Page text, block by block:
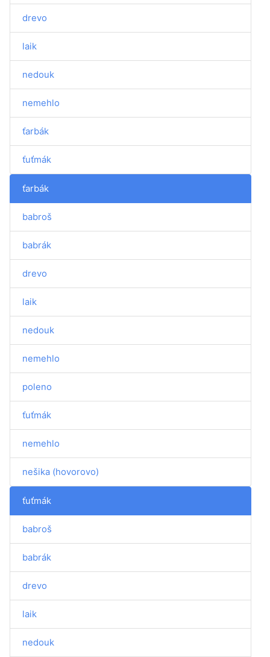
drevo
laik
nedouk
nemehlo
ťarbák
ťuťmák
ťarbák
babroš
babrák
drevo
laik
nedouk
nemehlo
poleno
ťuťmák
nemehlo
nešika (hovorovo)
ťuťmák
babroš
babrák
drevo
laik
nedouk